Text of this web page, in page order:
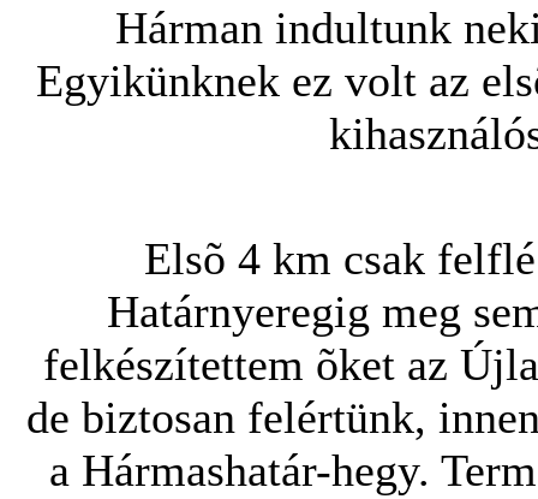
Hárman indultunk
Egyikünknek ez volt az
Elsõ 4 km csak
Határnyeregig meg
felkészítettem õket az
de biztosan felértünk,
a Hármashatár-hegy.